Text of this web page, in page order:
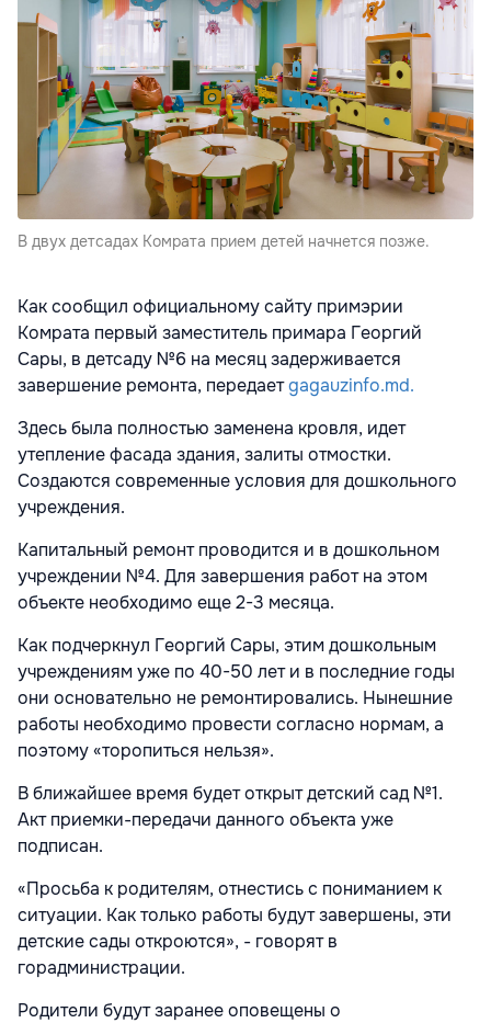
В двух детсадах Комрата прием детей начнется позже.
Как сообщил официальному сайту примэрии
Комрата первый заместитель примара Георгий
Сары, в детсаду №6 на месяц задерживается
завершение ремонта, передаетgagauzinfo.md.
Здесь была полностью заменена кровля, идет
утепление фасада здания, залиты отмостки.
Создаются современные условия для дошкольного
учреждения.
Капитальный ремонт проводится и в дошкольном
учреждении №4. Для завершения работ на этом
объекте необходимо еще 2-3 месяца.
Как подчеркнул Георгий Сары, этим дошкольным
учреждениям уже по 40-50 лет и в последние годы
они основательно не ремонтировались. Нынешние
работы необходимо провести согласно нормам, а
поэтому «торопиться нельзя».
В ближайшее время будет открыт детский сад №1.
Акт приемки-передачи данного объекта уже
подписан.
«Просьба к родителям, отнестись с пониманием к
ситуации. Как только работы будут завершены, эти
детские сады откроются», - говорят в
горадминистрации.
Родители будут заранее оповещены о